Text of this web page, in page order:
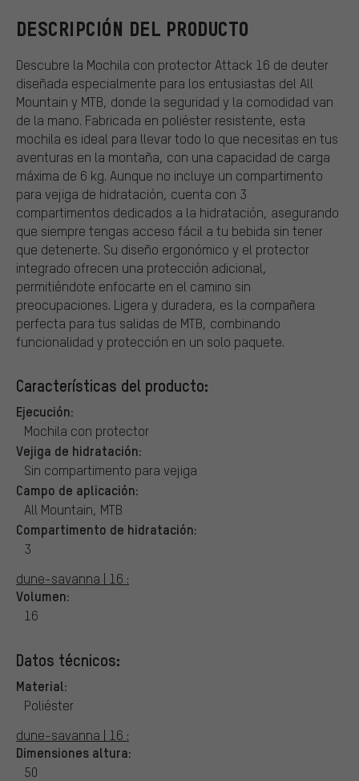
DESCRIPCIÓN DEL PRODUCTO
Descubre la Mochila con protector Attack 16 de deuter
diseñada especialmente para los entusiastas del All
Mountain y MTB, donde la seguridad y la comodidad van
de la mano. Fabricada en poliéster resistente, esta
mochila es ideal para llevar todo lo que necesitas en tus
aventuras en la montaña, con una capacidad de carga
máxima de 6 kg. Aunque no incluye un compartimento
para vejiga de hidratación, cuenta con 3
compartimentos dedicados a la hidratación, asegurando
que siempre tengas acceso fácil a tu bebida sin tener
que detenerte. Su diseño ergonómico y el protector
integrado ofrecen una protección adicional,
permitiéndote enfocarte en el camino sin
preocupaciones. Ligera y duradera, es la compañera
perfecta para tus salidas de MTB, combinando
funcionalidad y protección en un solo paquete.
Características del producto:
Ejecución:
Mochila con protector
Vejiga de hidratación:
Sin compartimento para vejiga
Campo de aplicación:
All Mountain, MTB
Compartimento de hidratación:
3
dune-savanna | 16 :
Volumen:
16
Datos técnicos:
Material:
Poliéster
dune-savanna | 16 :
Dimensiones altura:
50